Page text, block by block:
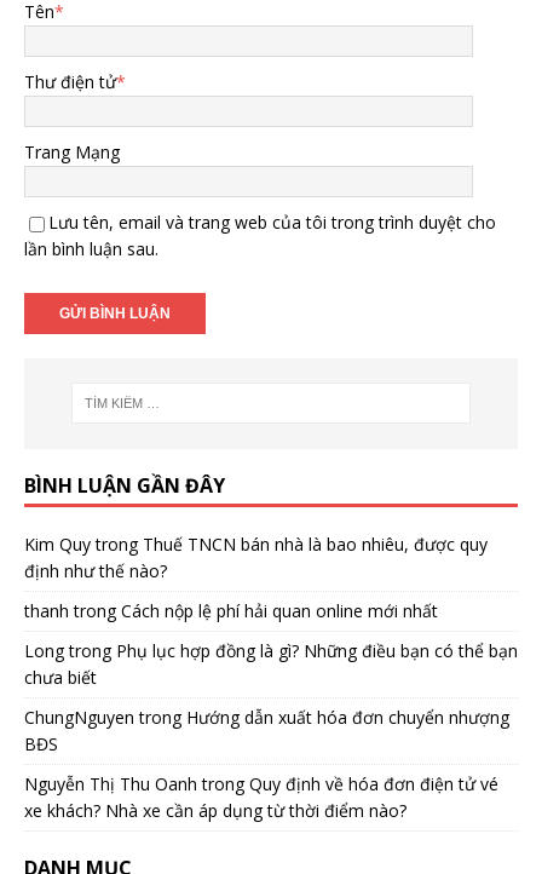
Tên*
Thư điện tử*
Trang Mạng
Lưu tên, email và trang web của tôi trong trình duyệt cho
lần bình luận sau.
BÌNH LUẬN GẦN ĐÂY
Kim Quytrong Thuế TNCN bán nhà là bao nhiêu, được quy
định như thế nào?
thanh trongCách nộp lệ phí hải quan online mới nhất
Longtrong Phụ lục hợp đồng là gì? Những điều bạn có thể bạn
chưa biết
ChungNguyen trong Hướng dẫn xuất hóa đơn chuyển nhượng
BĐS
Nguyễn Thị Thu Oanh trongQuy định về hóa đơn điện tử vé
xe khách? Nhà xe cần áp dụng từ thời điểm nào?
DANH MỤC